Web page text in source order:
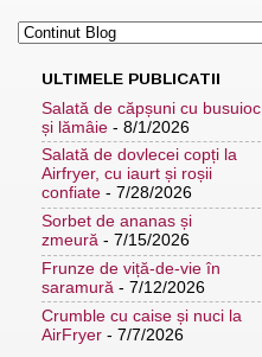
ULTIMELE PUBLICATII
Salată de căpșuni cu busuioc
și lămâie - 8/1/2026
Salată de dovlecei copți la
Airfryer, cu iaurt și roșii
confiate - 7/28/2026
Sorbet de ananas și
zmeură - 7/15/2026
Frunze de viță-de-vie în
saramură - 7/12/2026
Crumble cu caise și nuci la
AirFryer - 7/7/2026